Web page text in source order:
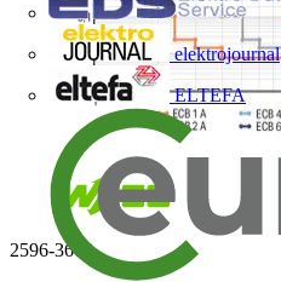
elektrojournal
ELTEFA
2596-3668